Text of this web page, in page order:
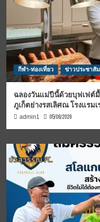
กีฬา-ท่องเที่ยว ข่าวประชาสั
ฉลองวันแม่ปีนี้ด้วยบุฟเฟต์
ภูเก็ตย่างรสเลิศณ โรงแรม
admin1 05/08/2026